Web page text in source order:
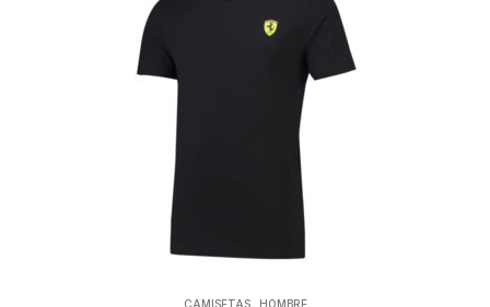
CAMISETAS, HOMBRE